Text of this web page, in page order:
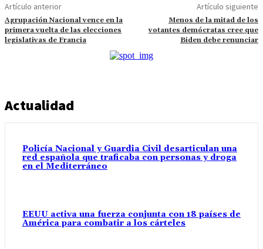
Artículo anterior
Agrupación Nacional vence en la
primera vuelta de las elecciones
legislativas de Francia
Artículo siguiente
Menos de la mitad de los
votantes demócratas cree que
Biden debe renunciar
Actualidad
Policía Nacional y Guardia Civil desarticulan una
red española que traficaba con personas y droga
en el Mediterráneo
EEUU activa una fuerza conjunta con 18 países de
América para combatir a los cárteles